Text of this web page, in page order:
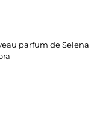
parfum de Selena